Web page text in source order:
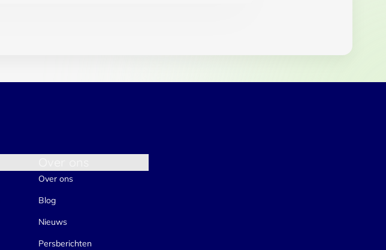
Over ons
Blog
Nieuws
Persberichten